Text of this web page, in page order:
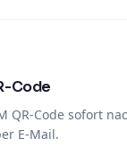
Code
QR-Code sofort
E-Mail.